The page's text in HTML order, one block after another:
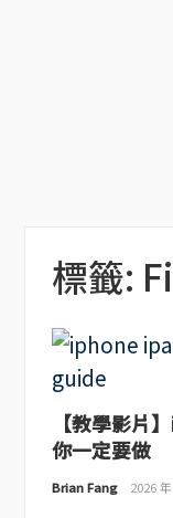
標籤:
【教學影片
你一定要做
Brian Fang 2026